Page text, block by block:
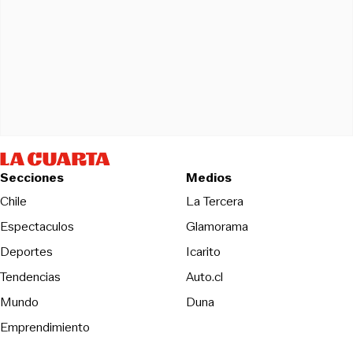
Secciones
Chile
Espectaculos
Deportes
Tendencias
Mundo
Emprendimiento
Medios
La TerceraOpens in new
Glamorama
Icarito
Auto.cl
DunaOpens in new window